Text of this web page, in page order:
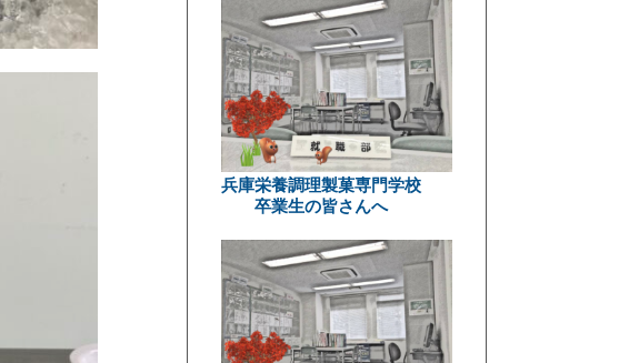
兵庫栄養調理製菓専門学校
卒業生の皆さんへ